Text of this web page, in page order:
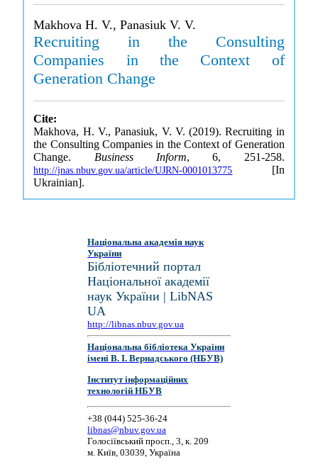
Makhova H. V., Panasiuk V. V.
Recruiting in the Consulting
Companies in the Context of
Generation Change
Cite:
Makhova, H. V., Panasiuk, V. V. (2019). Recruiting in
the Consulting Companies in the Context of Generation
Change. Business Inform, 6, 251-258.
http://jnas.nbuv.gov.ua/article/UJRN-0001013775 [In
Ukrainian].
Національна академія наук
України
Бібліотечний портал
Національної академії
наук України | LibNAS
UA
http://libnas.nbuv.gov.ua
Національна бібліотека України
імені В. І. Вернадського (НБУВ)
Інститут інформаційних
технологій НБУВ
+38 (044) 525-36-24
libnas@nbuv.gov.ua
Голосіївський просп., 3, к. 209
м. Київ, 03039, Україна